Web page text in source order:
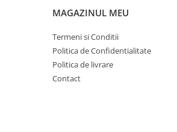
MAGAZINUL MEU
Termeni si Conditii
Politica de Confidentialitate
Politica de livrare
Contact